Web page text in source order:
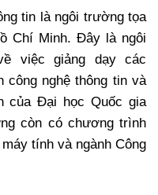
tin là ngôi trường tọa
Chí Minh. Đây là ngôi
việc giảng dạy các
công nghệ thông tin và
của Đại học Quốc gia
còn có chương trình
tính và ngành Công